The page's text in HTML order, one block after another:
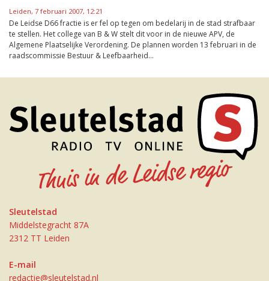
Leiden, 7 februari 2007, 12:21
De Leidse D66 fractie is er fel op tegen om bedelarij in de stad strafbaar
te stellen. Het college van B & W stelt dit voor in de nieuwe APV, de
Algemene Plaatselijke Verordening. De plannen worden 13 februari in de
raadscommissie Bestuur & Leefbaarheid...
Sleutelstad
Middelstegracht 87A
2312 TT Leiden
E-mail
redactie@sleutelstad.nl